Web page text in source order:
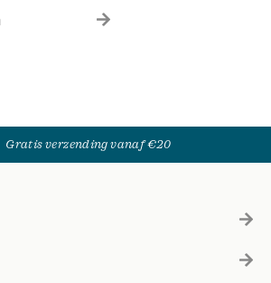
Gratis verzending vanaf €20